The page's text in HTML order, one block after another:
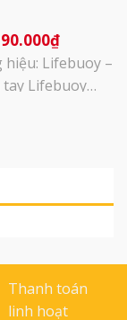
90.000₫
hiệu: Lifebuoy –
Lifebuoy
nước rửa tay
vi khuẩn chỉ
Thanh toán
linh hoạt